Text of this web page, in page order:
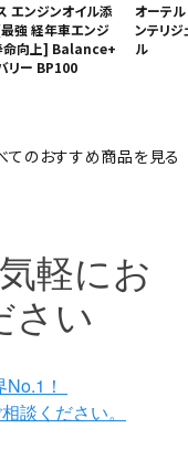
エンジンオイル添
強 経年車エンジ
命向上] Balance+
リー BP100
オーテ
ンテリジ
ル
てのおすすめ商品を見る